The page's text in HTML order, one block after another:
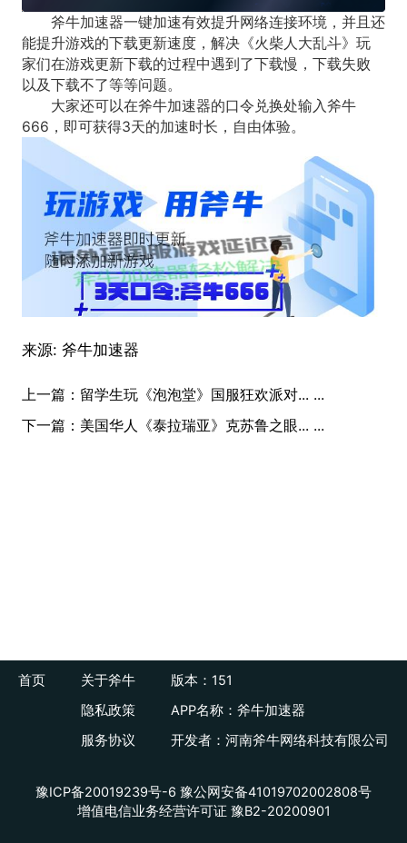
斧牛加速器一键加速有效提升网络连接环境，并且还
能提升游戏的下载更新速度，解决《火柴人大乱斗》玩
家们在游戏更新下载的过程中遇到了下载慢，下载失败
以及下载不了等等问题。
大家还可以在斧牛加速器的口令兑换处输入斧牛
666，即可获得3天的加速时长，自由体验。
来源: 斧牛加速器
上一篇： 留学生玩《泡泡堂》国服狂欢派对... ...
下一篇： 美国华人《泰拉瑞亚》克苏鲁之眼... ...
首页
关于斧牛
隐私政策
服务协议
版本：151
APP名称：斧牛加速器
开发者：河南斧牛网络科技有限公司
豫ICP备20019239号-6 豫公网安备41019702002808号
增值电信业务经营许可证 豫B2-20200901